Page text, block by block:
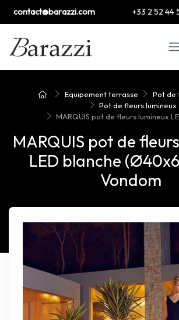
contact@barazzi.com +33 2 52 44
Equipement terrasse
Pot de
Pot de fleurs lumineux
MARQUIS pot de fleurs lumineux
MARQUIS pot de
LED blanche
Vondom